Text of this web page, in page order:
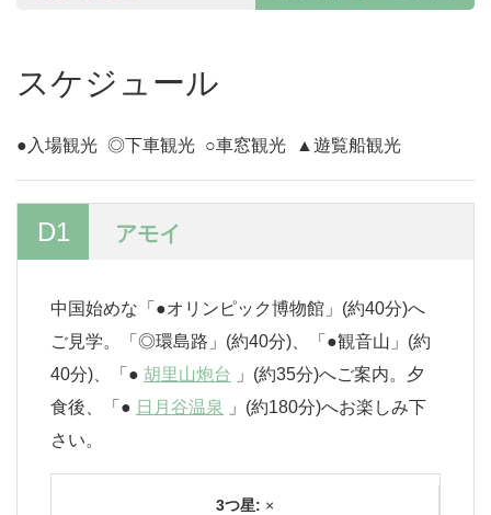
スケジュール
●入場観光 ◎下車観光 ○車窓観光 ▲遊覧船観光
D1 アモイ
中国始めな「●オリンピック博物館」(約40分)へ
ご見学。「◎環島路」(約40分)、「●観音山」(約
40分)、「● 胡里山炮台
」(約35分)へご案内。夕
食後、「● 日月谷温泉
」(約180分)へお楽しみ下
さい。
3つ星: ×